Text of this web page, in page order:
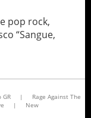
pop rock,
“Sangue,
GR |
Rage Against The
|
New